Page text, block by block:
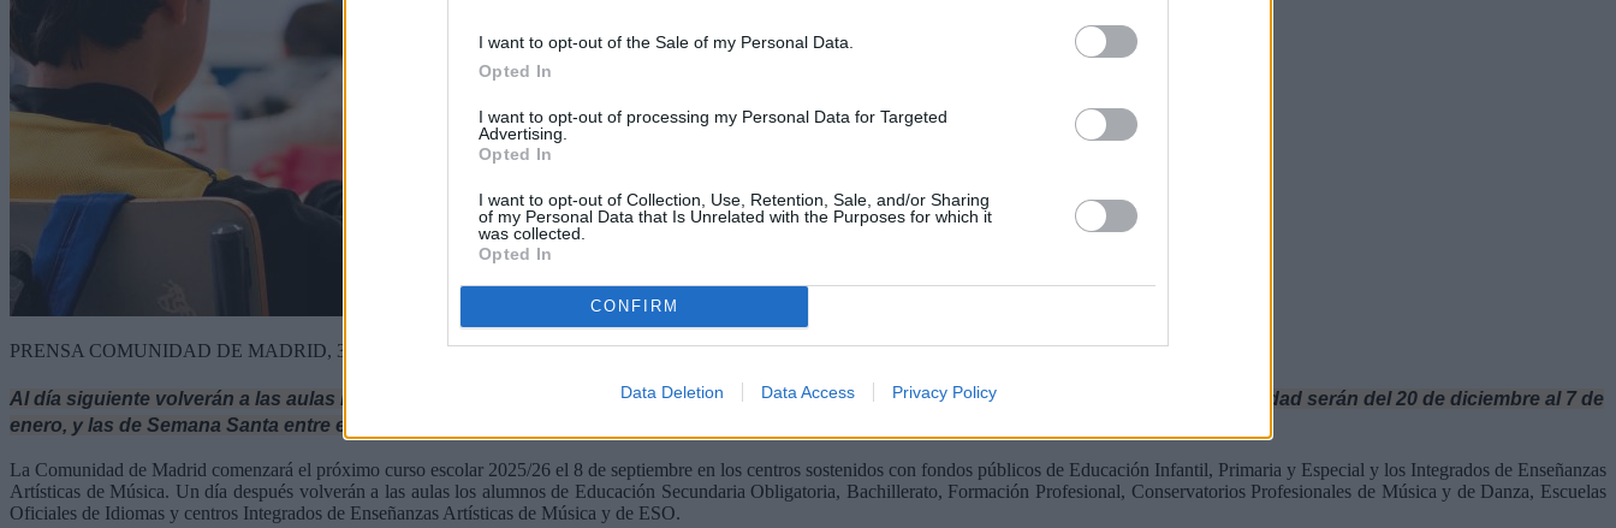
I want to opt-out of the Sale of my Personal Data.
Opted In
I want to opt-out of processing my Personal Data for Targeted
Advertising.
Opted In
I want to opt-out of Collection, Use, Retention, Sale, and/or Sharing
of my Personal Data that Is Unrelated with the Purposes for which it
was collected.
Opted In
CONFIRM
Data Deletion Data Access Privacy Policy
PRENSA COMUNIDAD DE MADRID, 30 de mayo de 2025
Al día siguiente volverán a las aulas los alumnos de Secundaria Obligatoria, Bachillerato y Formación Profesional. Las vacaciones de Navidad serán del 20 de diciembre al 7 de
enero, y las de Semana Santa entre el 27 de marzo y el 6 de abril
La Comunidad de Madrid comenzará el próximo curso escolar 2025/26 el 8 de septiembre en los centros sostenidos con fondos públicos de Educación Infantil, Primaria y Especial y los Integrados de Enseñanzas
Artísticas de Música. Un día después volverán a las aulas los alumnos de Educación Secundaria Obligatoria, Bachillerato, Formación Profesional, Conservatorios Profesionales de Música y de Danza, Escuelas
Oficiales de Idiomas y centros Integrados de Enseñanzas Artísticas de Música y de ESO.